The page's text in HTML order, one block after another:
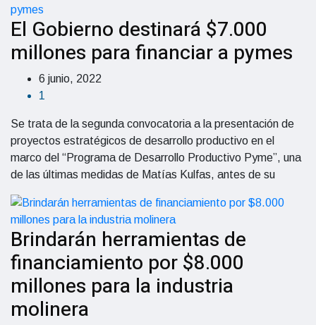
El Gobierno destinará $7.000
millones para financiar a pymes
6 junio, 2022
1
Se trata de la segunda convocatoria a la presentación de
proyectos estratégicos de desarrollo productivo en el
marco del “Programa de Desarrollo Productivo Pyme”, una
de las últimas medidas de Matías Kulfas, antes de su
Brindarán herramientas de
financiamiento por $8.000
millones para la industria
molinera